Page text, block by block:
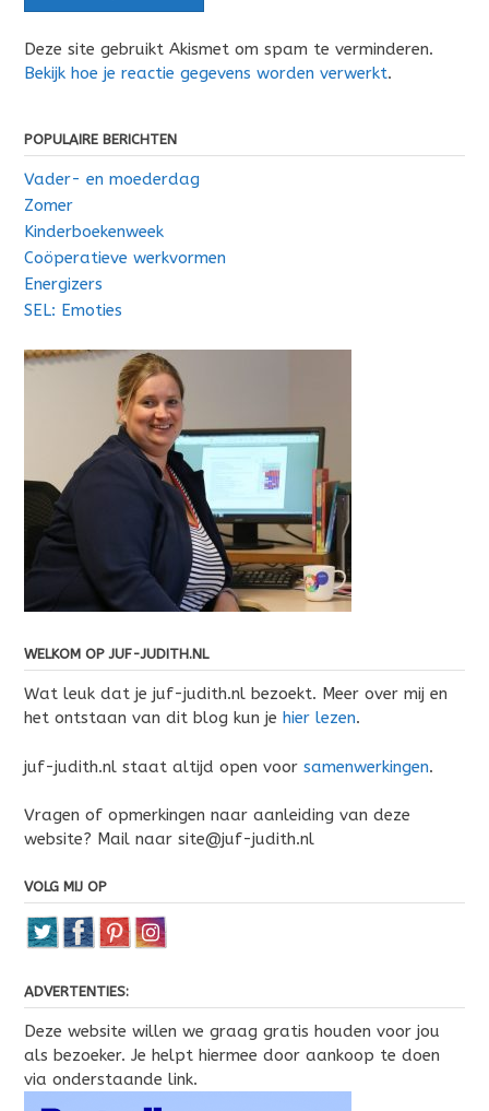
Deze site gebruikt Akismet om spam te verminderen.
Bekijk hoe je reactie gegevens worden verwerkt.
POPULAIRE BERICHTEN
Vader- en moederdag
Zomer
Kinderboekenweek
Coöperatieve werkvormen
Energizers
SEL: Emoties
WELKOM OP JUF-JUDITH.NL
Wat leuk dat je juf-judith.nl bezoekt. Meer over mij en
het ontstaan van dit blog kun je hier lezen.
juf-judith.nl staat altijd open voor samenwerkingen.
Vragen of opmerkingen naar aanleiding van deze
website? Mail naar site@juf-judith.nl
VOLG MIJ OP
ADVERTENTIES:
Deze website willen we graag gratis houden voor jou
als bezoeker. Je helpt hiermee door aankoop te doen
via onderstaande link.